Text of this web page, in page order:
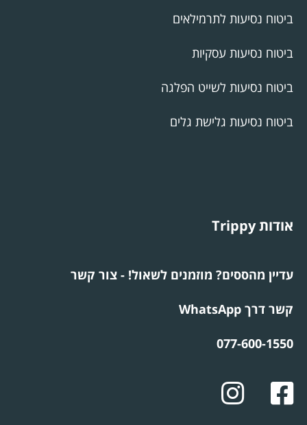
ביטוח נסיעות לתרמילאים
ביטוח נסיעות עסקיות
ביטוח נסיעות לשייט הפלגה
ביטוח נסיעות גלישת גלים
אודות Trippy
עדיין מהססים? מוזמנים לשאול! - צור קשר
קשר דרך WhatsApp
077-600-1550